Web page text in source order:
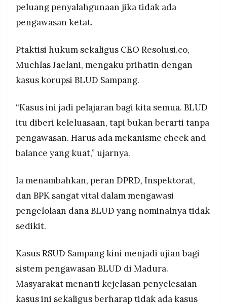
peluang penyalahgunaan jika tidak ada
pengawasan ketat.
Ptaktisi hukum sekaligus CEO Resolusi.co,
Muchlas Jaelani, mengaku prihatin dengan
kasus korupsi BLUD Sampang.
“Kasus ini jadi pelajaran bagi kita semua. BLUD
itu diberi keleluasaan, tapi bukan berarti tanpa
pengawasan. Harus ada mekanisme check and
balance yang kuat,” ujarnya.
Ia menambahkan, peran DPRD, Inspektorat,
dan BPK sangat vital dalam mengawasi
pengelolaan dana BLUD yang nominalnya tidak
sedikit.
Kasus RSUD Sampang kini menjadi ujian bagi
sistem pengawasan BLUD di Madura.
Masyarakat menanti kejelasan penyelesaian
kasus ini sekaligus berharap tidak ada kasus